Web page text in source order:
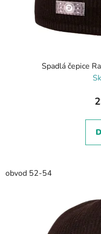
Spadlá čepice
obvod 52-54